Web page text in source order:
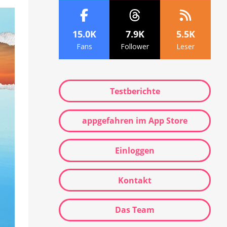
15.0K
Fans
7.9K
Follower
5.5K
Leser
Testberichte
appgefahren im App Store
Einloggen
Kontakt
Das Team